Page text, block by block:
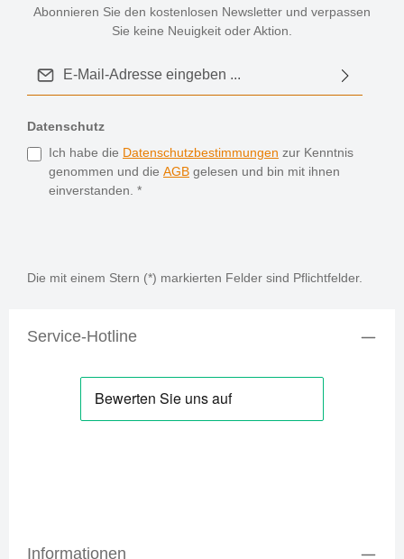
Abonnieren Sie den kostenlosen Newsletter und verpassen
Sie keine Neuigkeit oder Aktion.
Datenschutz
Ich habe die Datenschutzbestimmungen zur Kenntnis
genommen und die AGB gelesen und bin mit ihnen
einverstanden. *
Die mit einem Stern (*) markierten Felder sind Pflichtfelder.
Service-Hotline
Informationen